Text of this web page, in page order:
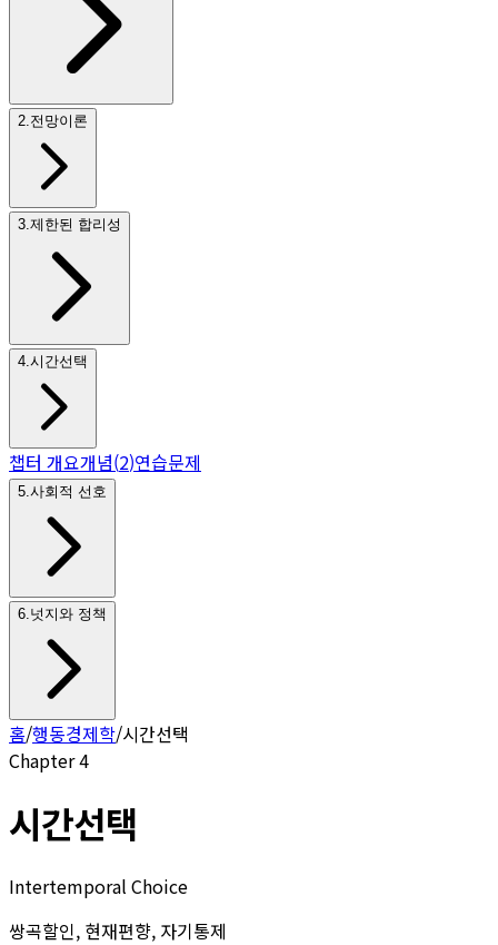
2 전망이론
3 제한된 합리성
4 시간선택
챕터 개요개념(2)연습문제
5 사회적 선호
6 넛지와 정책
홈/행동경제학/시간선택
Chapter4
시간선택
Intertemporal Choice
쌍곡할인, 현재편향, 자기통제